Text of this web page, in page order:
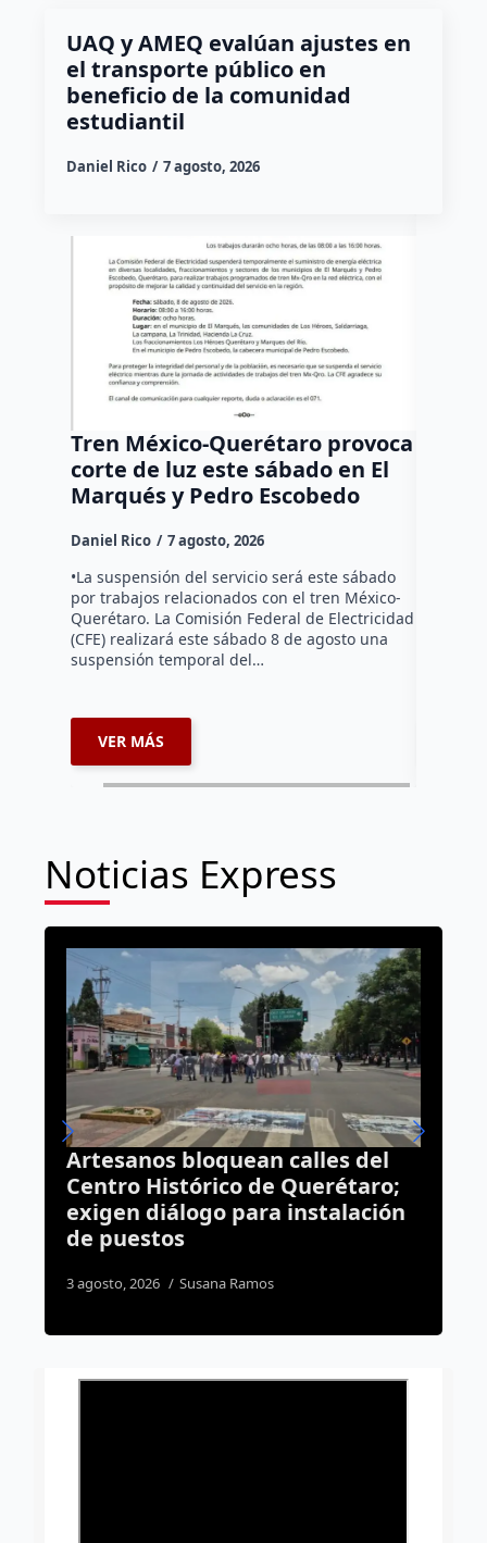
UAQ y AMEQ evalúan ajustes en
el transporte público en
beneficio de la comunidad
estudiantil
Daniel Rico 7 agosto, 2026
Tren México-Querétaro provoca
corte de luz este sábado en El
Marqués y Pedro Escobedo
Daniel Rico 7 agosto, 2026
•La suspensión del servicio será este sábado
por trabajos relacionados con el tren México-
Querétaro. La Comisión Federal de Electricidad
(CFE) realizará este sábado 8 de agosto una
suspensión temporal del…
VER MÁS
Noticias Express
del
Centro Histórico estrenará
transporte eléctrico
finales de agosto